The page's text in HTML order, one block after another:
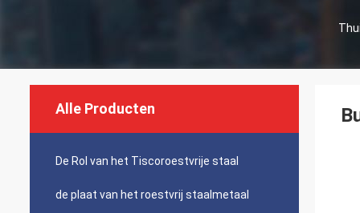
Alle Producten
De Rol van het Tiscoroestvrije staal
de plaat van het roestvrij staalmetaal